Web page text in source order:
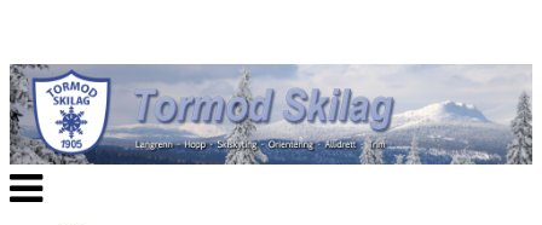
Veksle
navigasjon